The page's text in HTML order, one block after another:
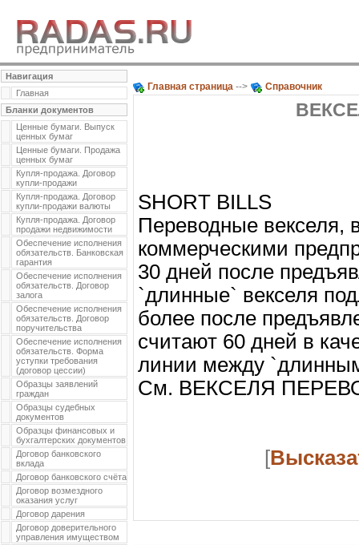
Навигация
Главная
Бланки документов
Ценные бумаги. Выпуск
ценных бумаг
Ценные бумаги. Продажа
ценных бумаг
Купля-продажа. Договор
купли-продажи
Купля-продажа. Договор
купли-продажи валюты
Купля-продажа. Договор
продажи недвижимости
Обеспечение исполнения
обязательств. Банковская
гарантия
Обеспечение исполнения
обязательств. Договор
залога
Обеспечение исполнения
обязательств. Договор
поручительства
Обеспечение исполнения
обязательств. Форма
уступки требования
(договор цессии)
Образцы заявлений
граждан
Образцы судебных
документов
Образцы финансовых и
бухгалтерских документов
Договор банковского
вклада
Договор банковского счёта
Договор возмездного
оказания услуг
Договор дарения
Договор доверительного
управления имуществом
Главная страница --> Справочник
SHORT BILLS
Переводные
коммерческими
30 дней после
`длинные` векселя
более после
считают 60 дней в
линии между
См. ВЕКСЕЛЯ
[